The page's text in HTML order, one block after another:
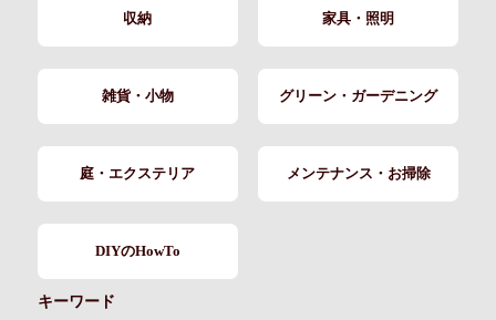
収納 家具・照明
雑貨・小物 グリーン・ガーデニング
庭・エクステリア メンテナンス・お掃除
DIYのHowTo
キーワード